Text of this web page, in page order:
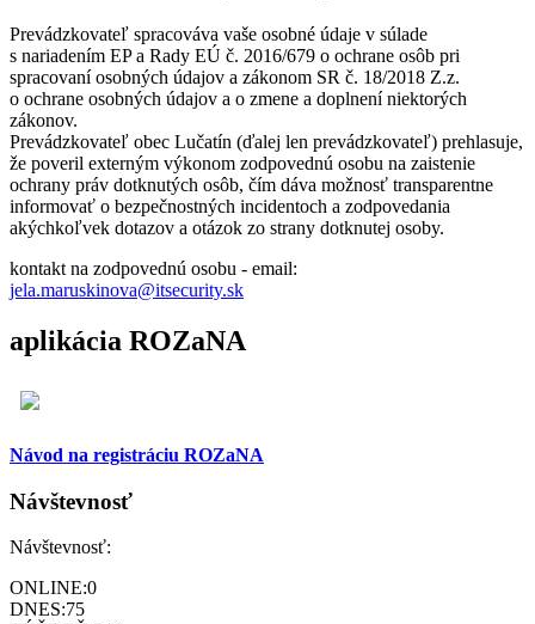
Prevádzkovateľ spracováva vaše osobné údaje v súlade
s nariadením EP a Rady EÚ č. 2016/679 o ochrane osôb pri
spracovaní osobných údajov a zákonom SR č. 18/2018 Z.z.
o ochrane osobných údajov a o zmene a doplnení niektorých
zákonov.
Prevádzkovateľ obec Lučatín (ďalej len prevádzkovateľ) prehlasuje,
že poveril externým výkonom zodpovednú osobu na zaistenie
ochrany práv dotknutých osôb, čím dáva možnosť transparentne
informovať o bezpečnostných incidentoch a zodpovedania
akýchkoľvek dotazov a otázok zo strany dotknutej osoby.
kontakt na zodpovednú osobu - email:
jela.maruskinova@itsecurity.sk
aplikácia ROZaNA
Návod na registráciu ROZaNA
Návštevnosť
Návštevnosť:
ONLINE:0
DNES:75